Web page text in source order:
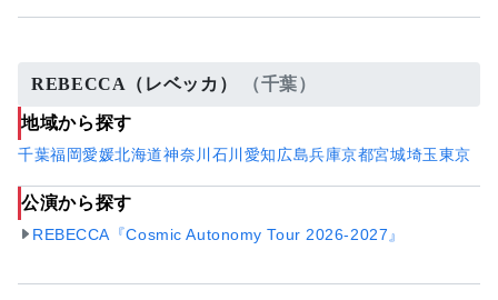
REBECCA（レベッカ） （千葉）
地域から探す
千葉福岡愛媛北海道神奈川 石川 愛知広島兵庫京都宮城埼玉東京
公演から探す
REBECCA『Cosmic Autonomy Tour 2026-2027』